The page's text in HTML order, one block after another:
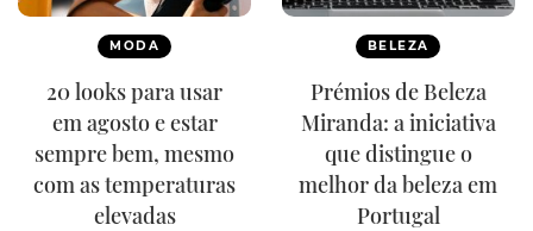
MODA
20 looks para usar
em agosto e estar
sempre bem, mesmo
com as temperaturas
elevadas
BELEZA
Prémios de Beleza
Miranda: a iniciativa
que distingue o
melhor da beleza em
Portugal